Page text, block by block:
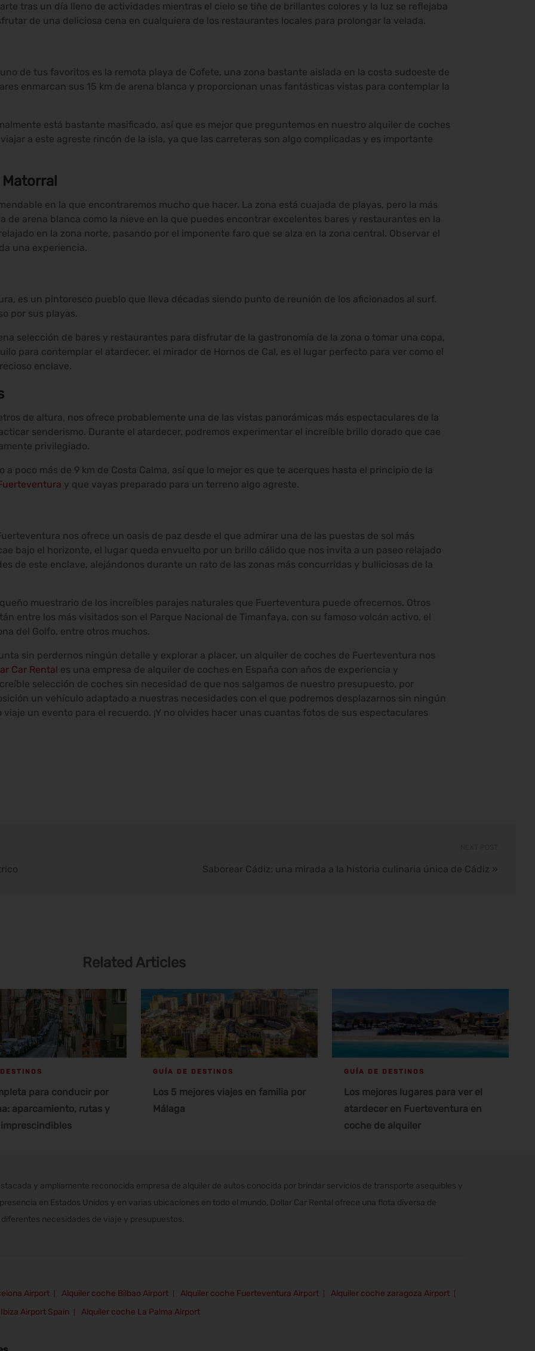
tras un día lleno de actividades mientras el cielo se tiñe de brillantes colores y la luz se reflejaba
de una deliciosa cena en cualquiera de los restaurantes locales para prolongar la velada.
de tus favoritos es la remota playa de Cofete, una zona bastante aislada en la costa sudoeste de
enmarcan sus 15 km de arena blanca y proporcionan unas fantásticas vistas para contemplar la
está bastante masificado, así que es mejor que preguntemos en nuestro alquiler de coches
a este agreste rincón de la isla, ya que las carreteras son algo complicadas y es importante
en la que encontraremos mucho que hacer. La zona está cuajada de playas, pero la más
de arena blanca como la nieve en la que puedes encontrar excelentes bares y restaurantes en la
en la zona norte, pasando por el imponente faro que se alza en la zona central. Observar el
una experiencia.
es un pintoresco pueblo que lleva décadas siendo punto de reunión de los aficionados al surf.
por sus playas.
selección de bares y restaurantes para disfrutar de la gastronomía de la zona o tomar una copa,
para contemplar el atardecer, el mirador de Hornos de Cal, es el lugar perfecto para ver como el
enclave.
de altura, nos ofrece probablemente una de las vistas panorámicas más espectaculares de la
senderismo. Durante el atardecer, podremos experimentar el increíble brillo dorado que cae
privilegiado.
poco más de 9 km de Costa Calma, así que lo mejor es que te acerques hasta el principio de la
y que vayas preparado para un terreno algo agreste.
nos ofrece un oasis de paz desde el que admirar una de las puestas de sol más
bajo el horizonte, el lugar queda envuelto por un brillo cálido que nos invita a un paseo relajado
de este enclave, alejándonos durante un rato de las zonas más concurridas y bulliciosas de la
muestrario de los increíbles parajes naturales que Fuerteventura puede ofrecernos. Otros
entre los más visitados son el Parque Nacional de Timanfaya, con su famoso volcán activo, el
del Golfo, entre otros muchos.
sin perdernos ningún detalle y explorar a placer, un alquiler de coches de Fuerteventura nos
Car Rental es una empresa de alquiler de coches en España con años de experiencia y
selección de coches sin necesidad de que nos salgamos de nuestro presupuesto, por
un vehículo adaptado a nuestras necesidades con el que podremos desplazarnos sin ningún
un evento para el recuerdo. ¡Y no olvides hacer unas cuantas fotos de sus espectaculares
Saborear Cádiz: una mirada a la historia culinaria única de Cádiz »
Related Articles
para conducir por
aparcamiento, rutas y
GUÍA DE DESTINOS
Los 5 mejores viajes en familia por
Málaga
GUÍA DE DESTINOS
Los mejores lugares para ver el
atardecer en Fuerteventura en
coche de alquiler
y ampliamente reconocida empresa de alquiler de autos conocida por brindar servicios de transporte asequibles y
en Estados Unidos y en varias ubicaciones en todo el mundo, Dollar Car Rental ofrece una flota diversa de
necesidades de viaje y presupuestos.
Airport Alquiler coche Bilbao Airport Alquiler coche Fuerteventura Airport
Alquiler coche zaragoza Airport
Airport Spain
Alquiler coche La Palma Airport